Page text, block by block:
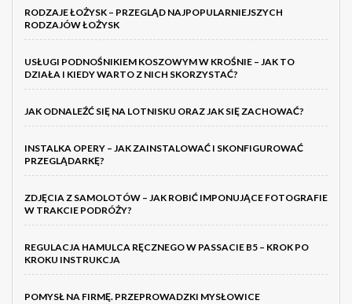
RODZAJE ŁOŻYSK – PRZEGLĄD NAJPOPULARNIEJSZYCH
RODZAJÓW ŁOŻYSK
USŁUGI PODNOŚNIKIEM KOSZOWYM W KROŚNIE – JAK TO
DZIAŁA I KIEDY WARTO Z NICH SKORZYSTAĆ?
JAK ODNALEŹĆ SIĘ NA LOTNISKU ORAZ JAK SIĘ ZACHOWAĆ?
INSTALKA OPERY – JAK ZAINSTALOWAĆ I SKONFIGUROWAĆ
PRZEGLĄDARKĘ?
ZDJĘCIA Z SAMOLOTÓW – JAK ROBIĆ IMPONUJĄCE FOTOGRAFIE
W TRAKCIE PODRÓŻY?
REGULACJA HAMULCA RĘCZNEGO W PASSACIE B5 – KROK PO
KROKU INSTRUKCJA
POMYSŁ NA FIRMĘ. PRZEPROWADZKI MYSŁOWICE